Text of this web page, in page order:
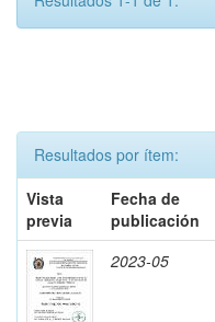
Resultados por ítem:
Vista
previa
Fecha de
publicación
2023-05